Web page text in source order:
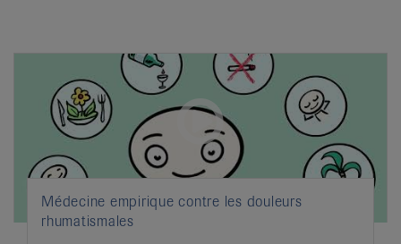
Médecine empirique contre les douleurs
rhumatismales